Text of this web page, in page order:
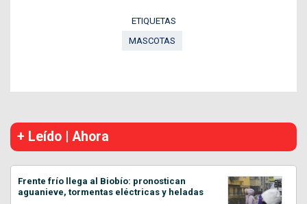
ETIQUETAS
MASCOTAS
+ Leído | Ahora
Frente frío llega al Biobío: pronostican
aguanieve, tormentas eléctricas y heladas